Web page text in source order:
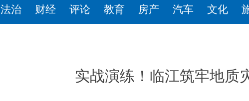
法治 财经 评论 教育 房产 汽车 文化
实战演练！临江筑牢地质